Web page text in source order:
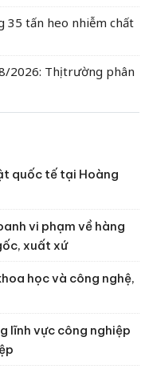
35 tấn heo nhiễm chất
2026: Thị trường phân
quốc tế tại Hoàng
vi phạm về hàng
xuất xứ
học và công nghệ,
lĩnh vực công nghiệp